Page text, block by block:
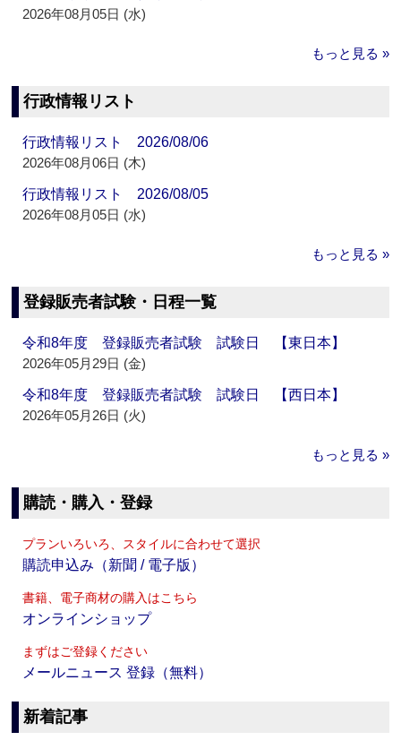
2026年08月05日 (水)
もっと見る »
行政情報リスト
行政情報リスト 2026/08/06
2026年08月06日 (木)
行政情報リスト 2026/08/05
2026年08月05日 (水)
もっと見る »
登録販売者試験・日程一覧
令和8年度 登録販売者試験 試験日 【東日本】
2026年05月29日 (金)
令和8年度 登録販売者試験 試験日 【西日本】
2026年05月26日 (火)
もっと見る »
購読・購入・登録
プランいろいろ、スタイルに合わせて選択
購読申込み（新聞 / 電子版）
書籍、電子商材の購入はこちら
オンラインショップ
まずはご登録ください
メールニュース 登録（無料）
新着記事